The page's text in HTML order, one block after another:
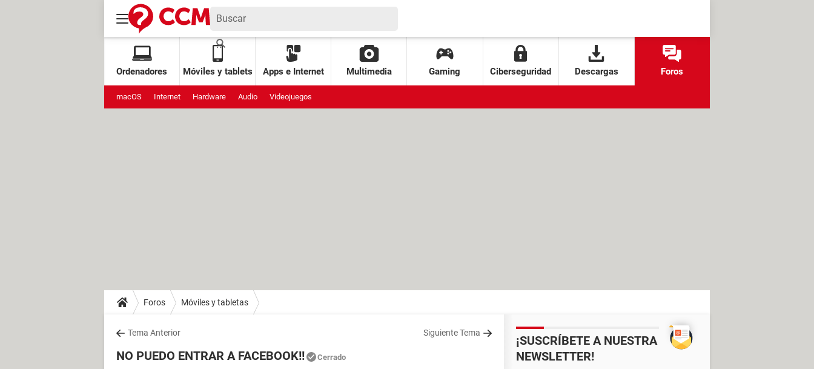
Ordenadores Móviles y tablets Apps e Internet Multimedia Gaming Ciberseguridad Descargas Foros
macOS Internet Hardware Audio Videojuegos
Foros Móviles y tabletas
Tema Anterior Siguiente Tema
NO PUEDO ENTRAR A FACEBOOK!! Cerrado
¡SUSCRÍBETE A NUESTRA
NEWSLETTER!